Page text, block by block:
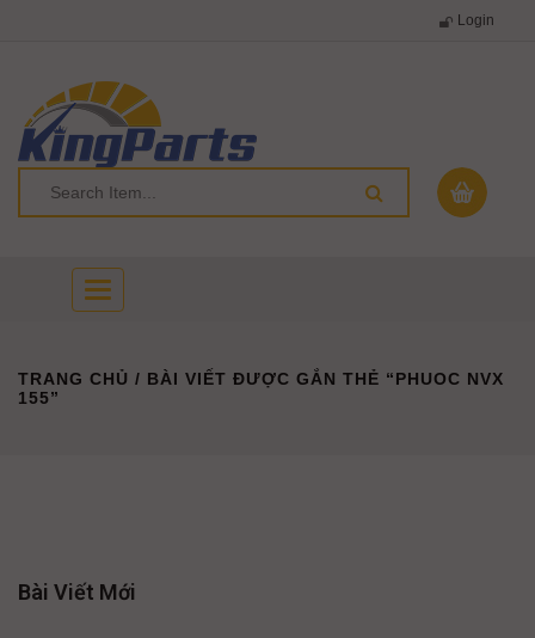
Login
Toggle
navigation
TRANG CHỦ / BÀI VIẾT ĐƯỢC GẮN THẺ “PHUOC NVX
155”
Bài Viết Mới